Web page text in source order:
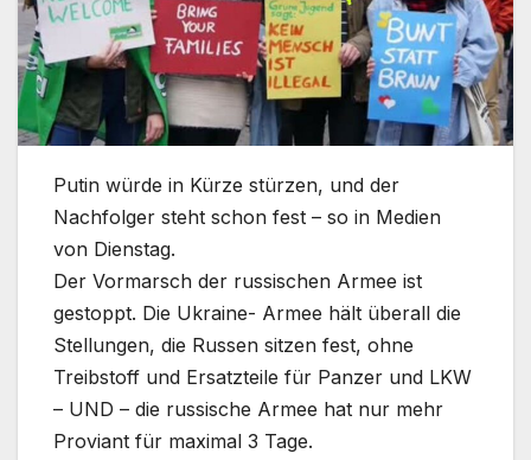
Putin würde in Kürze stürzen, und der
Nachfolger steht schon fest – so in Medien
von Dienstag.
Der Vormarsch der russischen Armee ist
gestoppt. Die Ukraine- Armee hält überall die
Stellungen, die Russen sitzen fest, ohne
Treibstoff und Ersatzteile für Panzer und LKW
– UND – die russische Armee hat nur mehr
Proviant für maximal 3 Tage.